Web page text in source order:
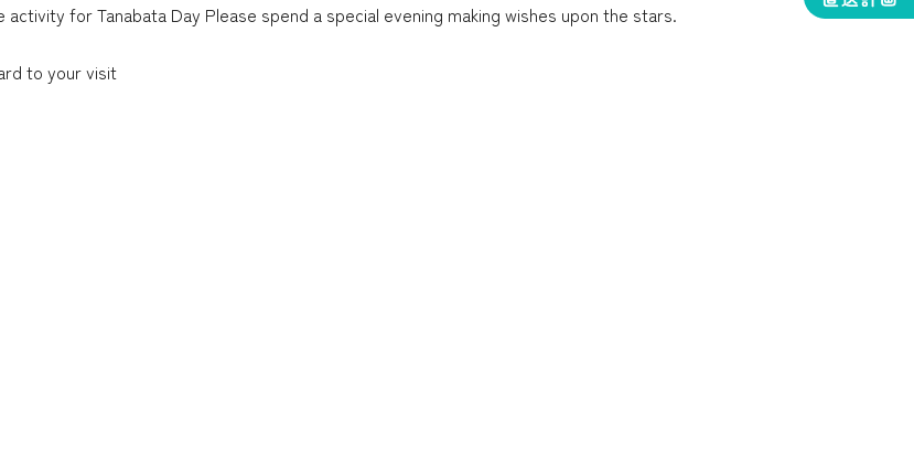
for Tanabata Day Please spend a special evening making wishes upon the stars.
to your visit